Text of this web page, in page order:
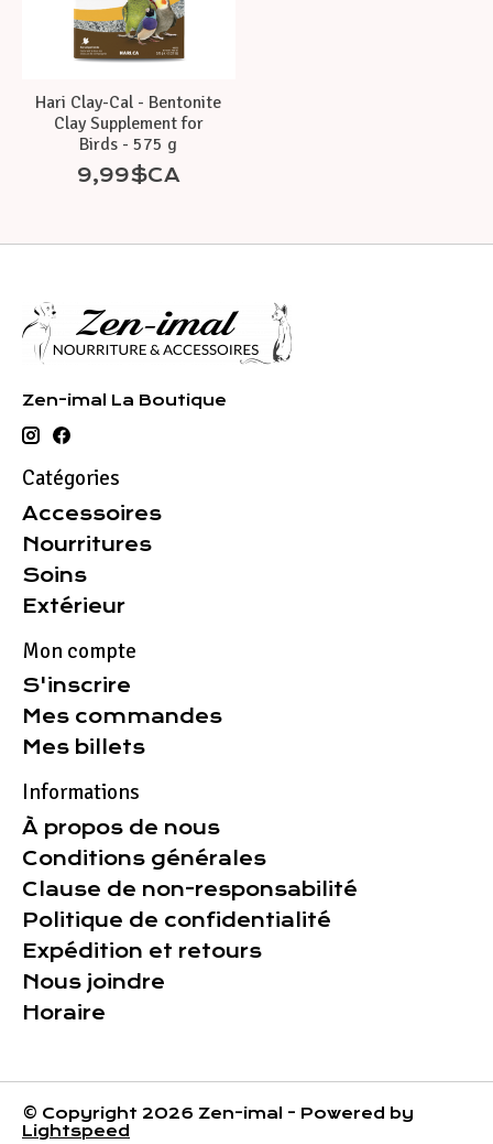
Hari Clay-Cal - Bentonite
Clay Supplement for
Birds - 575 g
9,99$CA
Zen-imal La Boutique
Catégories
Accessoires
Nourritures
Soins
Extérieur
Mon compte
S'inscrire
Mes commandes
Mes billets
Informations
À propos de nous
Conditions générales
Clause de non-responsabilité
Politique de confidentialité
Expédition et retours
Nous joindre
Horaire
© Copyright 2026 Zen-imal - Powered by
Lightspeed